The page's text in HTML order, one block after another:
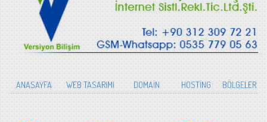
ANASAYFA WEB TASARIMI DOMAİN HOSTİNG BÖLGELER